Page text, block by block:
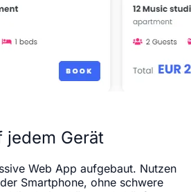
jedem Gerät
Web App aufgebaut. Nutzen
Smartphone, ohne schwere